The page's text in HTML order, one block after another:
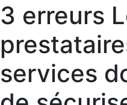
3 erreurs
services